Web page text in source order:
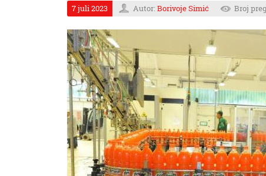
7 juli 2023 Autor: Borivoje Simić Broj